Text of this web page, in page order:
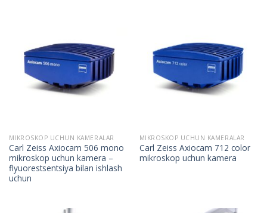
MIKROSKOP UCHUN KAMERALAR
Carl Zeiss Axiocam 506 mono
mikroskop uchun kamera –
flyuorestsentsiya bilan ishlash
uchun
MIKROSKOP UCHUN KAMERALAR
Carl Zeiss Axiocam 712 color
mikroskop uchun kamera